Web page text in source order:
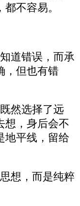
不容易。
道错误，而承
，但也有错
然选择了远
想，身后会不
地平线，留给
想，而是纯粹